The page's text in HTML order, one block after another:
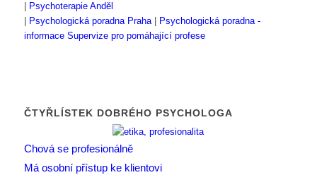
Psychoterapie Anděl
Psychologická poradna Praha|
Psychologická poradna -
informace Supervize pro pomáhající profese
ČTYŘLÍSTEK DOBRÉHO PSYCHOLOGA
Chová se profesionálně
Má osobní přístup ke klientovi